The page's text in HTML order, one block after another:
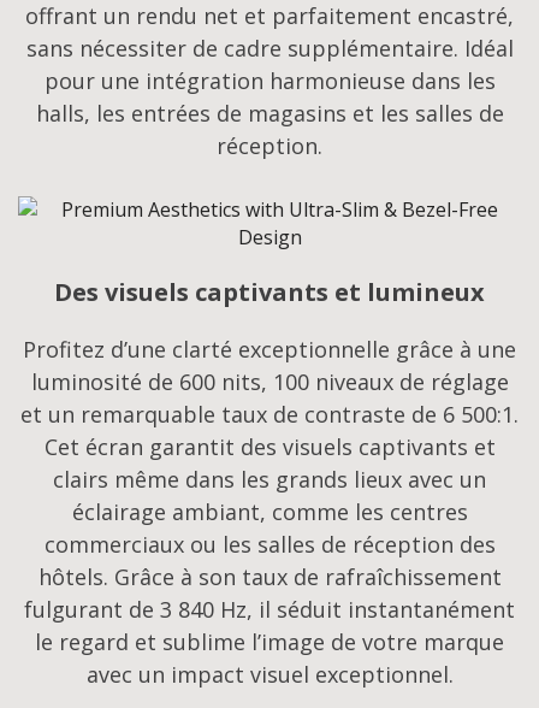
offrant un rendu net et parfaitement encastré,
sans nécessiter de cadre supplémentaire. Idéal
pour une intégration harmonieuse dans les
halls, les entrées de magasins et les salles de
réception.
Des visuels captivants et lumineux
Profitez d’une clarté exceptionnelle grâce à une
luminosité de 600 nits, 100 niveaux de réglage
et un remarquable taux de contraste de 6 500:1.
Cet écran garantit des visuels captivants et
clairs même dans les grands lieux avec un
éclairage ambiant, comme les centres
commerciaux ou les salles de réception des
hôtels. Grâce à son taux de rafraîchissement
fulgurant de 3 840 Hz, il séduit instantanément
le regard et sublime l’image de votre marque
avec un impact visuel exceptionnel.